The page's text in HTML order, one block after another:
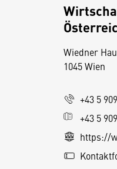
Wiedner
1045 Wien
+43 5
+43 5
https://